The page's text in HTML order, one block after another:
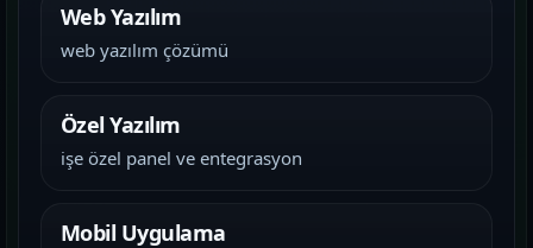
Web Yazılım
web yazılım çözümü
Özel Yazılım
işe özel panel ve entegrasyon
Mobil Uygulama